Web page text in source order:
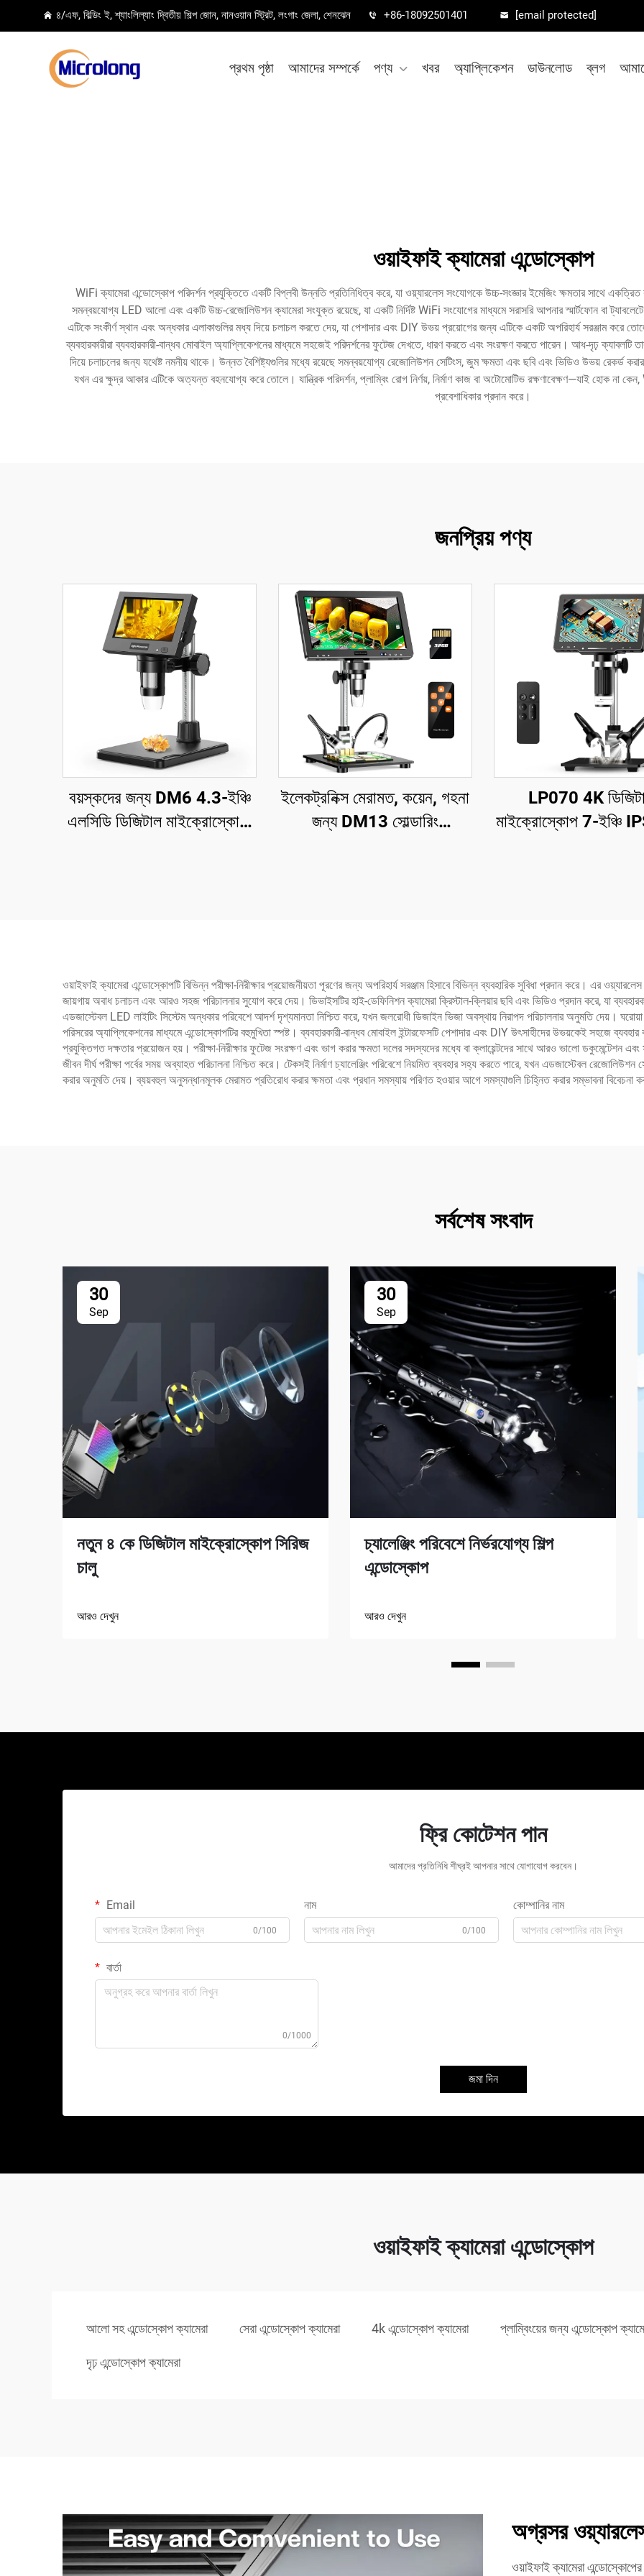
৪/এফ, বিল্ডিং ই, শ্যাংলিল্যাং দ্বিতীয় শিল্প জোন, নানওয়ান স্ট্রিট, লংগাং জেলা, শেনঝেন +86-18092501401 [email protected]
প্রথম পৃষ্ঠা আমাদের সম্পর্কে পণ্য খবর অ্যাপ্লিকেশন ডাউনলোড ব্লগ
ওয়াইফাই ক্যামেরা এন্ডোস্কোপ
WiFi ক্যামেরা এন্ডোস্কোপ পরিদর্শন প্রযুক্তিতে একটি বিপ্লবী উন্নতি প্রতিনিধিত্ব করে, যা ওয়্যারলেস সংযোগকে উচ্চ-সংজ্ঞার ইমেজিং ক্ষমতার সাথে
সমন্বয়যোগ্য LED আলো এবং একটি উচ্চ-রেজোলিউশন ক্যামেরা সংযুক্ত রয়েছে, যা একটি নির্দিষ্ট WiFi সংযোগের মাধ্যমে সরাসরি আপনার স্মার্টফোন বা
এটিকে সংকীর্ণ স্থান এবং অন্ধকার এলাকাগুলির মধ্য দিয়ে চলাচল করতে দেয়, যা পেশাদার এবং DIY উভয় প্রয়োগের জন্য এটিকে একটি অপরিহার্য সরঞ্জাম করে
ব্যবহারকারীরা ব্যবহারকারী-বান্ধব মোবাইল অ্যাপ্লিকেশনের মাধ্যমে সহজেই পরিদর্শনের ফুটেজ দেখতে, ধারণ করতে এবং সংরক্ষণ করতে পারেন। আধ-দৃঢ়
দিয়ে চলাচলের জন্য যথেষ্ট নমনীয় থাকে। উন্নত বৈশিষ্ট্যগুলির মধ্যে রয়েছে সমন্বয়যোগ্য রেজোলিউশন সেটিংস, জুম ক্ষমতা এবং ছবি এবং ভিডিও উভয় রেকর্ড করার
যখন এর ক্ষুদ্র আকার এটিকে অত্যন্ত বহনযোগ্য করে তোলে। যান্ত্রিক পরিদর্শন, প্লাম্বিং রোগ নির্ণয়, নির্মাণ কাজ বা অটোমোটিভ রক্ষণাবেক্ষণ—যাই হোক না
প্রবেশাধিকার প্রদান করে।
জনপ্রিয় পণ্য
বয়স্কদের জন্য DM6 4.3-ইঞ্চি
এলসিডি ডিজিটাল মাইক্রোস্কোপ,
ইলেকট্রনিক্স মেরামত, কয়েন, গহনা
জন্য DM13 সোল্ডারিং
LP070 4K
মাইক্রোস্কোপ 7-ইঞ্চি IPS
ওয়াইফাই ক্যামেরা এন্ডোস্কোপটি বিভিন্ন পরীক্ষা-নিরীক্ষার প্রয়োজনীয়তা পূরণের জন্য অপরিহার্য সরঞ্জাম হিসাবে বিভিন্ন ব্যবহারিক সুবিধা প্রদান করে। এর
জায়গায় অবাধ চলাচল এবং আরও সহজ পরিচালনার সুযোগ করে দেয়। ডিভাইসটির হাই-ডেফিনিশন ক্যামেরা ক্রিস্টাল-ক্লিয়ার ছবি এবং ভিডিও প্রদান করে, যা
এডজাস্টেবল LED লাইটিং সিস্টেম অন্ধকার পরিবেশে আদর্শ দৃশ্যমানতা নিশ্চিত করে, যখন জলরোধী ডিজাইন ভিজা অবস্থায় নিরাপদ পরিচালনার অনুমতি দেয়। ঘরোয়া
পরিসরের অ্যাপ্লিকেশনের মাধ্যমে এন্ডোস্কোপটির বহুমুখিতা স্পষ্ট। ব্যবহারকারী-বান্ধব মোবাইল ইন্টারফেসটি পেশাদার এবং DIY উৎসাহীদের উভয়কেই সহজে
প্রযুক্তিগত দক্ষতার প্রয়োজন হয়। পরীক্ষা-নিরীক্ষার ফুটেজ সংরক্ষণ এবং ভাগ করার ক্ষমতা দলের সদস্যদের মধ্যে বা ক্লায়েন্টদের সাথে আরও ভালো ডকুমেন্টেশন এবং
জীবন দীর্ঘ পরীক্ষা পর্বের সময় অব্যাহত পরিচালনা নিশ্চিত করে। টেকসই নির্মাণ চ্যালেঞ্জিং পরিবেশে নিয়মিত ব্যবহার সহ্য করতে পারে, যখন এডজাস্টেবল রেজোলিউশন
করার অনুমতি দেয়। ব্যয়বহুল অনুসন্ধানমূলক মেরামত প্রতিরোধ করার ক্ষমতা এবং প্রধান সমস্যায় পরিণত হওয়ার আগে সমস্যাগুলি চিহ্নিত করার সম্ভাবনা বিবেচনা
সর্বশেষ সংবাদ
30
Sep
নতুন ৪ কে ডিজিটাল মাইক্রোস্কোপ সিরিজ
চালু
আরও দেখুন
30
Sep
চ্যালেঞ্জিং পরিবেশে নির্ভরযোগ্য শিল্প
এন্ডোস্কোপ
আরও দেখুন
ফ্রি কোটেশন পান
আমাদের প্রতিনিধি শীঘ্রই আপনার সাথে যোগাযোগ করবেন।
Email
0/100
নাম
0/100
কোম্পানির নাম
বার্তা
0/1000
জমা দিন
ওয়াইফাই ক্যামেরা এন্ডোস্কোপ
আলো সহ এন্ডোস্কোপ ক্যামেরা সেরা এন্ডোস্কোপ ক্যামেরা 4k এন্ডোস্কোপ ক্যামেরা প্লাম্বিংয়ের জন্য এন্ডোস্কোপ
দৃঢ় এন্ডোস্কোপ ক্যামেরা
অগ্রসর
ওয়াইফাই ক্যামেরা এন্ডোস্কোপের